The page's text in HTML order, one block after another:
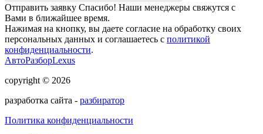
Отправить заявку Спасибо! Наши менеджеры свяжутся с
Вами в ближайшее время.
Нажимая на кнопку, вы даете согласие на обработку своих
персональных данных и соглашаетесь с политикой
конфиденциальности.
АвтоРазборLexus
copyright © 2026
разработка сайта - разбиратор
Политика конфиденциальности